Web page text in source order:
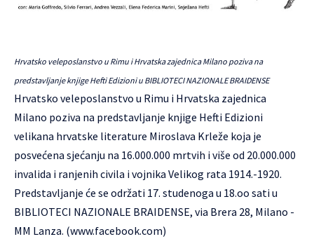
Hrvatsko veleposlanstvo u Rimu i Hrvatska zajednica Milano poziva na
predstavljanje knjige Hefti Edizioni u BIBLIOTECI NAZIONALE BRAIDENSE
Hrvatsko veleposlanstvo u Rimu i Hrvatska zajednica
Milano poziva na predstavljanje knjige Hefti Edizioni
velikana hrvatske literature Miroslava Krleže koja je
posvećena sjećanju na 16.000.000 mrtvih i više od 20.000.000
invalida i ranjenih civila i vojnika Velikog rata 1914.-1920.
Predstavljanje će se održati 17. studenoga u 18.oo sati u
BIBLIOTECI NAZIONALE BRAIDENSE, via Brera 28, Milano -
MM Lanza. (www.facebook.com)